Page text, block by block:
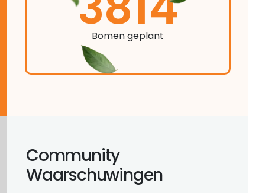
Bomen geplant
Community
Waarschuwingen